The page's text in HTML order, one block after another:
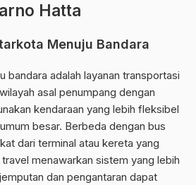
Hatta
Menuju Bandara
bandara adalah layanan transportasi
asal penumpang dengan
kendaraan yang lebih fleksibel
besar. Berbeda dengan bus
dari terminal atau kereta yang
menawarkan sistem yang lebih
dan pengantaran dapat